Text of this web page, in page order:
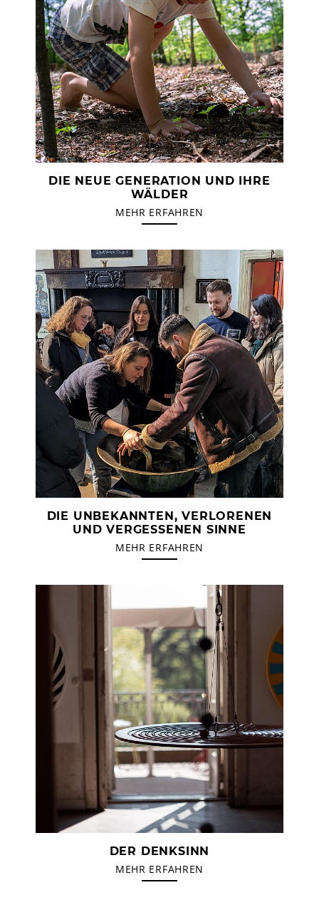
DIE NEUE GENERATION UND IHRE
WÄLDER
MEHR ERFAHREN
DIE UNBEKANNTEN, VERLORENEN
UND VERGESSENEN SINNE
MEHR ERFAHREN
DER DENKSINN
MEHR ERFAHREN